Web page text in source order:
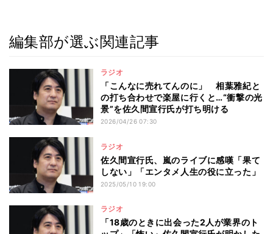
編集部が選ぶ関連記事
ラジオ
「こんなに売れてんのに」 相葉雅紀と
の打ち合わせで楽屋に行くと…“衝撃の光
景”を佐久間宣行氏が打ち明ける
2026/04/26 07:30
ラジオ
佐久間宣行氏、嵐のライブに感嘆「果て
しない」「エンタメ人生の役に立った」
2025/05/10 19:00
ラジオ
「18歳のときに出会った2人が業界のト